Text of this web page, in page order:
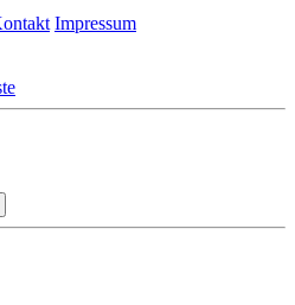
Impressum